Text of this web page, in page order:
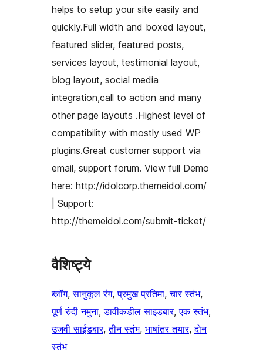
helps to setup your site easily and
quickly.Full width and boxed layout,
featured slider, featured posts,
services layout, testimonial layout,
blog layout, social media
integration,call to action and many
other page layouts .Highest level of
compatibility with mostly used WP
plugins.Great customer support via
email, support forum. View full Demo
here: http://idolcorp.themeidol.com/
| Support:
http://themeidol.com/submit-ticket/
वैशिष्ट्ये
ब्लॉग, सानुकूल रंग, प्रमुख प्रतिमा, चार स्तंभ
पूर्ण रुंदी नमुना, डावीकडील साइडबार, एक स्तंभ
उजवी साईडबार, तीन स्तंभ, भाषांतर तयार, दोन
स्तंभ